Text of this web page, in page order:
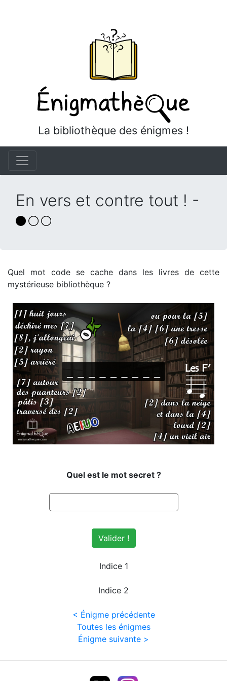
La bibliothèque des énigmes !
En vers et contre tout ! -
Quel mot code se cache dans les livres de cette
mystérieuse bibliothèque ?
Quel est le mot secret ?
Valider !
Indice 1
Indice 2
< Énigme précédente
Toutes les énigmes
Énigme suivante >